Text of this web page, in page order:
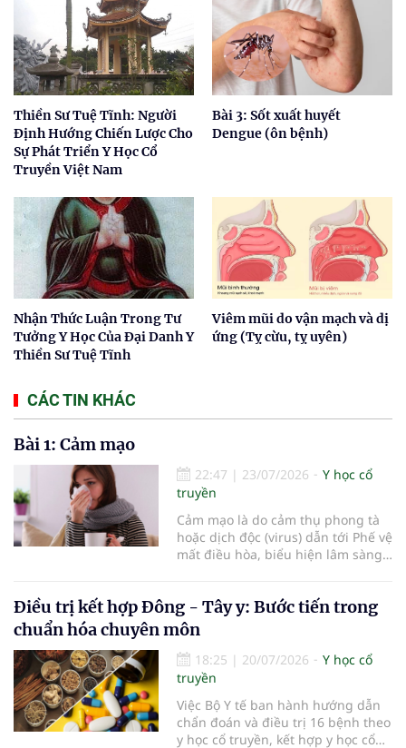
Thiền Sư Tuệ Tĩnh: Người
Định Hướng Chiến Lược Cho
Sự Phát Triển Y Học Cổ
Truyền Việt Nam
Bài 3: Sốt xuất huyết
Dengue (ôn bệnh)
Nhận Thức Luận Trong Tư
Tưởng Y Học Của Đại Danh Y
Thiền Sư Tuệ Tĩnh
Viêm mũi do vận mạch và dị
ứng (Tỵ cừu, tỵ uyên)
CÁC TIN KHÁC
Bài 1: Cảm mạo
22:47 | 23/07/2026
Y học cổ
truyền
Cảm mạo là do cảm thụ phong tà
hoặc dịch độc (virus) dẫn tới Phế vệ
mất điều hòa, biểu hiện lâm sàng
phát sốt, toàn thân mỏi mệt.
Điều trị kết hợp Đông - Tây y: Bước tiến trong
chuẩn hóa chuyên môn
18:25 | 20/07/2026
Y học cổ
truyền
Việc Bộ Y tế ban hành hướng dẫn
chẩn đoán và điều trị 16 bệnh theo
y học cổ truyền, kết hợp y học cổ